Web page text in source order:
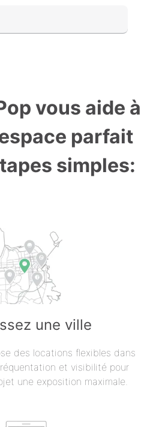
vous aide à
parfait
simples:
une ville
des locations flexibles dans
et visibilité pour
une exposition maximale.